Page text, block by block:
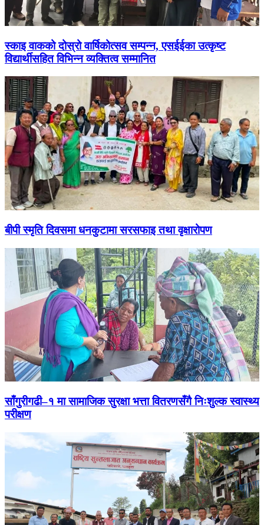
स्काइ वाकको दोस्रो वार्षिकोत्सव सम्पन्न, एसईईका उत्कृष्ट
विद्यार्थीसहित विभिन्न व्यक्तित्व सम्मानित
बीपी स्मृति दिवसमा धनकुटामा सरसफाइ तथा वृक्षारोपण
साँगुरीगढी–१ मा सामाजिक सुरक्षा भत्ता वितरणसँगै निःशुल्क स्वास्थ्य
परीक्षण